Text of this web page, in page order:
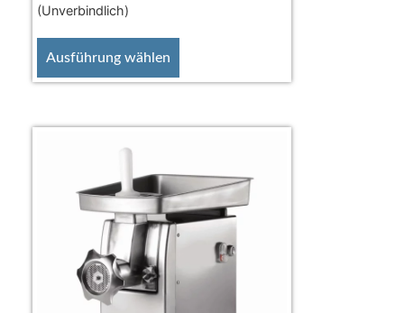
(Unverbindlich)
Ausführung wählen